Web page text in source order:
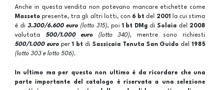
Anche in questa vendita non potevano mancare etichette come
Massetopresente, tra gli altri lotti, con 6 bt del 2001
la cui stima
è di 3.300/6.600 euro (lotto 315), poi 1 bt DMg diSolaia del2008
valutata 500/1.000 euro (lotto 340), mentre sono richiesti
500/1.000 euro per1 bt di Sassicaia Tenuta San Guido del 1985
(lotto 303 e lotto 506).
In ultimo ma per questo non ultimo è da ricordare che una
parte importante del catalogo
è riservata a una selezione